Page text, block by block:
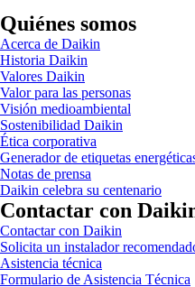
Quiénes somos
Acerca de Daikin
Historia Daikin
Valores Daikin
Valor para las personas
Visión medioambiental
Sostenibilidad Daikin
Ética corporativa
Generador de etiquetas
Notas de prensa
Daikin celebra su centenario
Contactar con
Contactar con Daikin
Solicita un instalador
Asistencia técnica
Formulario de Asistencia Técnica